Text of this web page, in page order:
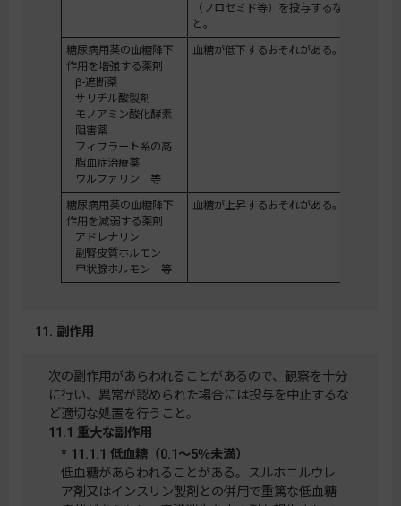
（フロセミド等）を投与するなど適切な処
と。
糖尿病用薬の血糖降下
作用を増強する薬剤
β-遮断薬
サリチル酸製剤
モノアミン酸化酵素
阻害薬
フィブラート系の高
脂血症治療薬
ワルファリン 等
血糖が低下するおそれがある。
糖尿病用薬の血糖降下
作用を減弱する薬剤
アドレナリン
副腎皮質ホルモン
甲状腺ホルモン 等
血糖が上昇するおそれがある。
11. 副作用
次の副作用があらわれることがあるので、観察を十分
に行い、異常が認められた場合には投与を中止するな
ど適切な処置を行うこと。
11.1 重大な副作用
* 11.1.1 低血糖（0.1～5％未満）
低血糖があらわれることがある。スルホニルウレ
ア剤又はインスリン製剤との併用で重篤な低血糖